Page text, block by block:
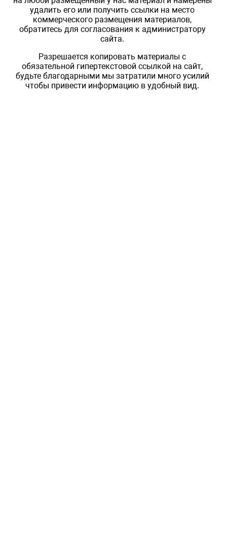
удалить его или получить ссылки на место
коммерческого размещения материалов,
обратитесь для согласования к администратору
сайта.
Разрешается копировать материалы с
обязательной гипертекстовой ссылкой на сайт,
будьте благодарными мы затратили много усилий
чтобы привести информацию в удобный вид.